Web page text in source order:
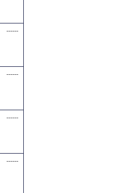
------
------
------
------